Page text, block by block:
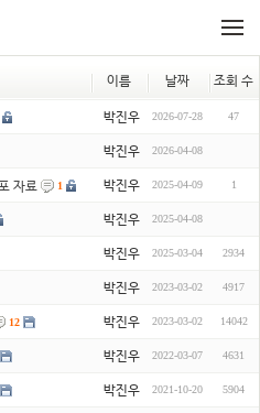
이름 날짜 조회 수
박진우 2026-07-28 47
박진우 2026-04-08
자료 1 박진우 2025-04-09 1
박진우 2025-04-08
박진우 2025-03-04 2934
박진우 2023-03-02 4917
12 박진우 2023-03-02 14042
박진우 2022-03-07 4631
박진우 2021-10-20 5904